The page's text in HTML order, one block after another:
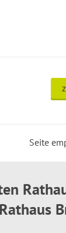
Seite